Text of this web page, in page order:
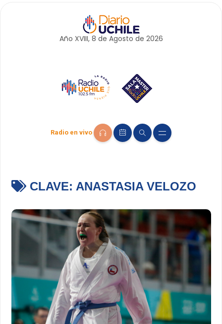
Año XVIII, 8 de Agosto de 2026
Radio en vivo
CLAVE: ANASTASIA VELOZO